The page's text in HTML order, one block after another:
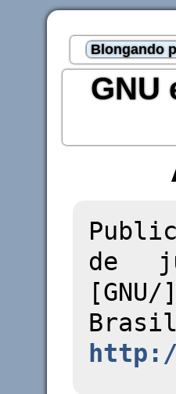
Blongando
GNU
de
http://